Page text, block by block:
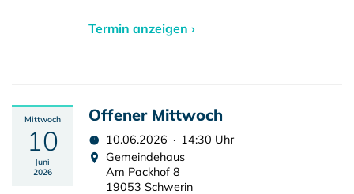
Termin anzeigen ›
Mittwoch
10
Juni
2026
Offener Mittwoch
10.06.2026 · 14:30 Uhr
Gemeindehaus
Am Packhof 8
19053 Schwerin